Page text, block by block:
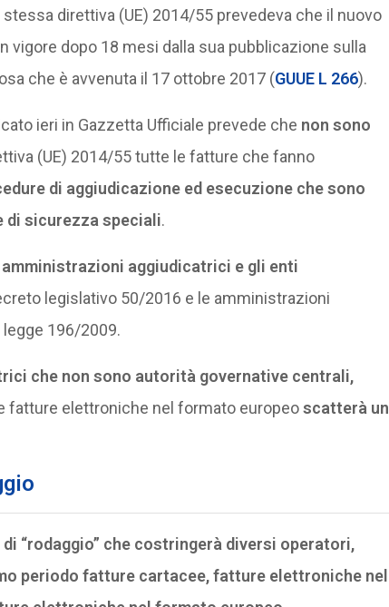
direttiva (UE) 2014/55 prevedeva che il nuovo
dopo 18 mesi dalla sua pubblicazione sulla
che è avvenuta il 17 ottobre 2017 (GUUE L 266).
ieri in Gazzetta Ufficiale prevede che non sono
(UE) 2014/55 tutte le fatture che fanno
di aggiudicazione ed esecuzione che sono
di sicurezza speciali.
amministrazioni aggiudicatrici e gli enti
legislativo 50/2016 e le amministrazioni
legge 196/2009.
che non sono autorità governative centrali,
fatture elettroniche nel formato europeoscatterà un
“rodaggio” che costringerà diversi operatori,
periodo fatture cartacee, fatture elettroniche nel